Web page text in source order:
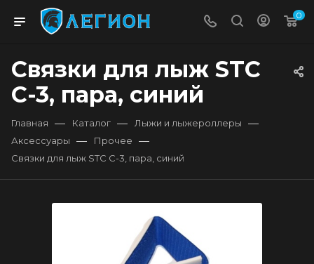
0
Связки для лыж STC
C-3, пара, синий
Главная — Каталог — Лыжи и лыжероллеры —
Аксессуары — Прочее —
Связки для лыж STC C-3, пара, синий